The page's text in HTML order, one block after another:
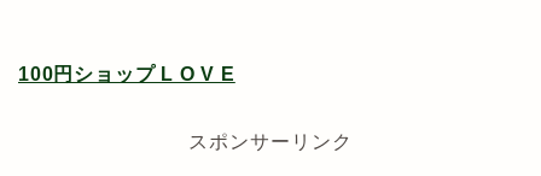
100円ショップ L O V E
スポンサーリンク